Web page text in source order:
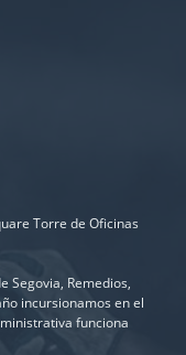
Torre de Oficinas
Segovia, Remedios,
incursionamos en el
funciona